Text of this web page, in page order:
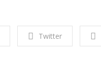
Twitter